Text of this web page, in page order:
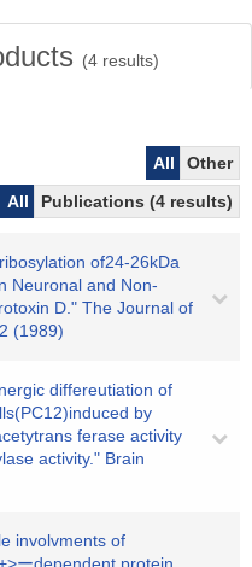
(4results)
All
Other
All
Publications (4 results)
of24-26kDa
Neuronal and Non-
D." The Journal of
(1989)
differeutiation of
by
ferase activity
activity." Brain
involvments of